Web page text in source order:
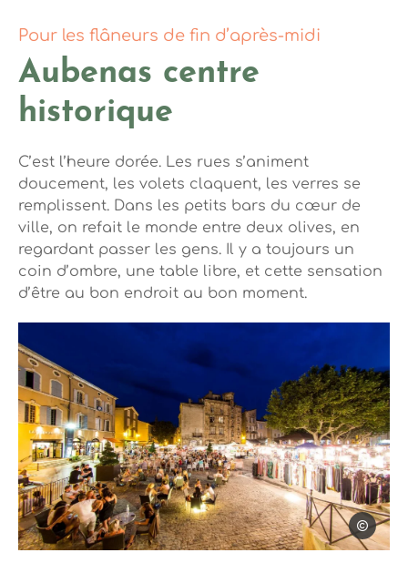
Steph
Pour les flâneurs de fin d’après-midi
Aubenas centre
historique
C’est l’heure dorée. Les rues s’animent
doucement, les volets claquent, les verres se
remplissent. Dans les petits bars du cœur de
ville, on refait le monde entre deux olives, en
regardant passer les gens. Il y a toujours un
coin d’ombre, une table libre, et cette sensation
d’être au bon endroit au bon moment.